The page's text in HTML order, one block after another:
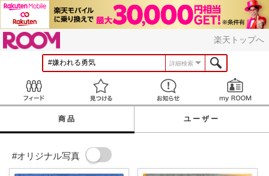
楽天トップへ
詳細検索
見つける お知らせ
商品 ユーザー
#オリジナル写真